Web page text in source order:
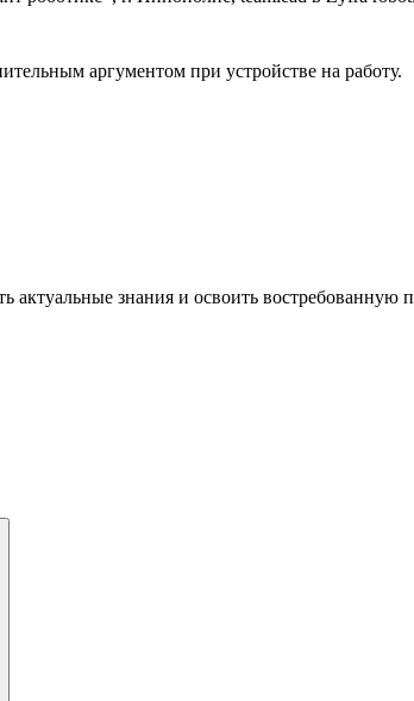
аргументом при устройстве на работу.
актуальные знания и освоить